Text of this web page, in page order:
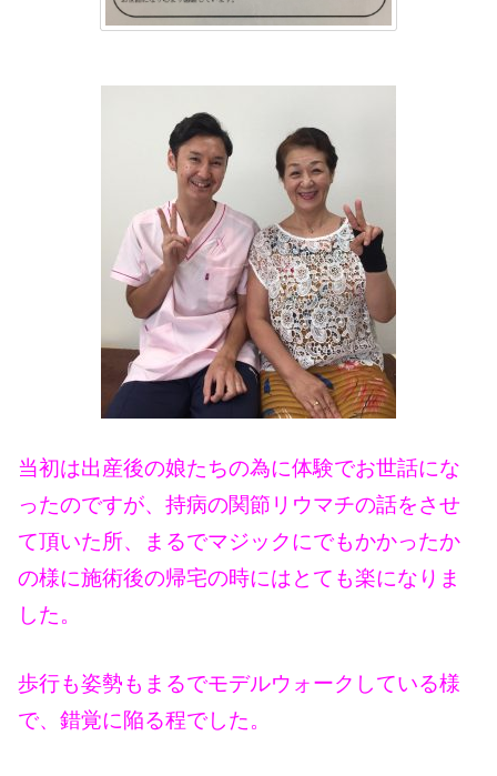
当初は出産後の娘たちの為に体験でお世話にな
ったのですが、 持病の関節リウマチの話をさせ
て頂いた所、まるでマジックにでもかかったか
の様に施術後の帰宅の時にはとても楽になりま
した。
歩行も姿勢もまるでモデルウォークしている様
で、錯覚に陥る程でした。